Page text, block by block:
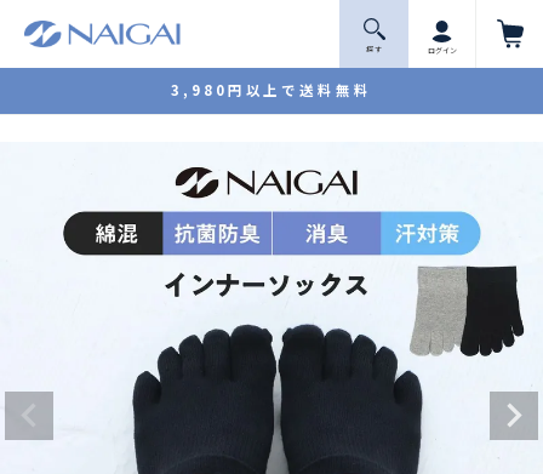
3,980円以上で送料無料
探 す ログイン